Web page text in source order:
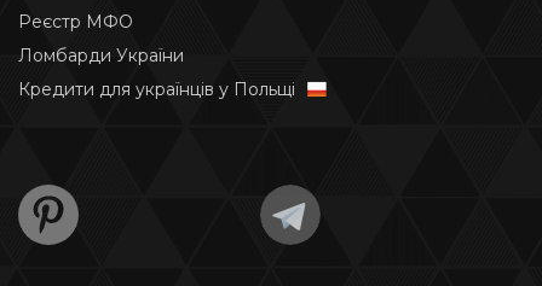
Реєстр МФО
Ломбарди України
Кредити для українців у Польщі